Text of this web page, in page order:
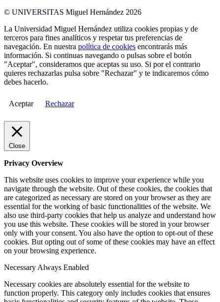
© UNIVERSITAS Miguel Hernández 2026
La Universidad Miguel Hernández utiliza cookies propias y de
terceros para fines analíticos y respetar tus preferencias de
navegación. En nuestra política de cookies encontrarás más
información. Si continuas navegando o pulsas sobre el botón
"Aceptar", consideramos que aceptas su uso. Si por el contrario
quieres rechazarlas pulsa sobre "Rechazar" y te indicaremos cómo
debes hacerlo.
Aceptar Rechazar
Close
Privacy Overview
This website uses cookies to improve your experience while you
navigate through the website. Out of these cookies, the cookies that
are categorized as necessary are stored on your browser as they are
essential for the working of basic functionalities of the website. We
also use third-party cookies that help us analyze and understand how
you use this website. These cookies will be stored in your browser
only with your consent. You also have the option to opt-out of these
cookies. But opting out of some of these cookies may have an effect
on your browsing experience.
Necessary Always Enabled
Necessary cookies are absolutely essential for the website to
function properly. This category only includes cookies that ensures